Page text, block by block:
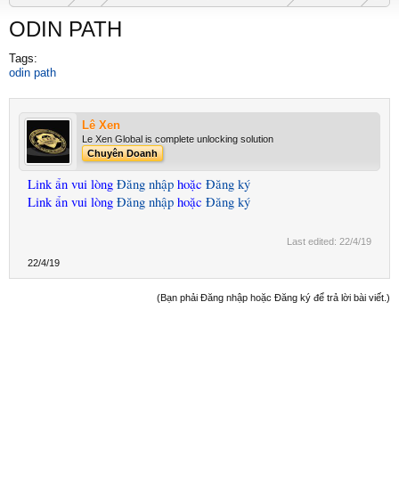
ODIN PATH
Tags:
odin path
Lê Xen
Le Xen Global is complete unlocking solution
Chuyên Doanh
Link ẩn vui lòng Đăng nhập hoặc Đăng ký
Link ẩn vui lòng Đăng nhập hoặc Đăng ký
Last edited: 22/4/19
22/4/19
(Bạn phải Đăng nhập hoặc Đăng ký để trả lời bài viết.)